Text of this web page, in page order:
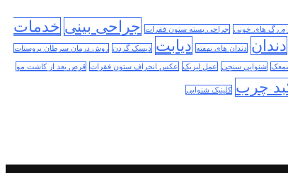
رگ های خونی جراحی بسته ستون فقرات جراحی بینی خدمات
دندان دندان های نهفته دیابت دیسک گردن روش درمان سرطان پروستات
شنوایی سنجی عمل لیزیک عکس انحراف ستون فقرات قرص بعد از کاشت مو
چرب کلینیک شنوایی